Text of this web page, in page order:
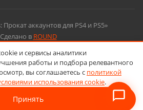
аккаунтов для PS4 и PS5»
Сделано в ROUND
и сервисы аналитики
работы и подбора релевантного
вы соглашаетесь с политикой
использования cookie.
Принять